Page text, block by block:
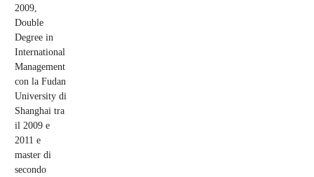
2009,
Double
Degree in
International
Management
con la Fudan
University di
Shanghai tra
il 2009 e
2011 e
master di
secondo